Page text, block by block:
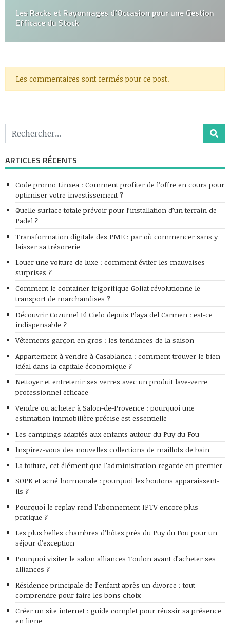
Les Racks et Rayonnages d’Occasion pour une Gestion
Efficace du Stock
Les commentaires sont fermés pour ce post.
ARTICLES RÉCENTS
Code promo Linxea : Comment profiter de l’offre en cours pour
optimiser votre investissement ?
Quelle surface totale prévoir pour l’installation d’un terrain de
Padel ?
Transformation digitale des PME : par où commencer sans y
laisser sa trésorerie
Louer une voiture de luxe : comment éviter les mauvaises
surprises ?
Comment le container frigorifique Goliat révolutionne le
transport de marchandises ?
Découvrir Cozumel El Cielo depuis Playa del Carmen : est-ce
indispensable ?
Vêtements garçon en gros : les tendances de la saison
Appartement à vendre à Casablanca : comment trouver le bien
idéal dans la capitale économique ?
Nettoyer et entretenir ses verres avec un produit lave-verre
professionnel efficace
Vendre ou acheter à Salon-de-Provence : pourquoi une
estimation immobilière précise est essentielle
Les campings adaptés aux enfants autour du Puy du Fou
Inspirez-vous des nouvelles collections de maillots de bain
La toiture, cet élément que l’administration regarde en premier
SOPK et acné hormonale : pourquoi les boutons apparaissent-
ils ?
Pourquoi le replay rend l’abonnement IPTV encore plus
pratique ?
Les plus belles chambres d’hôtes près du Puy du Fou pour un
séjour d’exception
Pourquoi visiter le salon alliances Toulon avant d’acheter ses
alliances ?
Résidence principale de l’enfant après un divorce : tout
comprendre pour faire les bons choix
Créer un site internet : guide complet pour réussir sa présence
en ligne